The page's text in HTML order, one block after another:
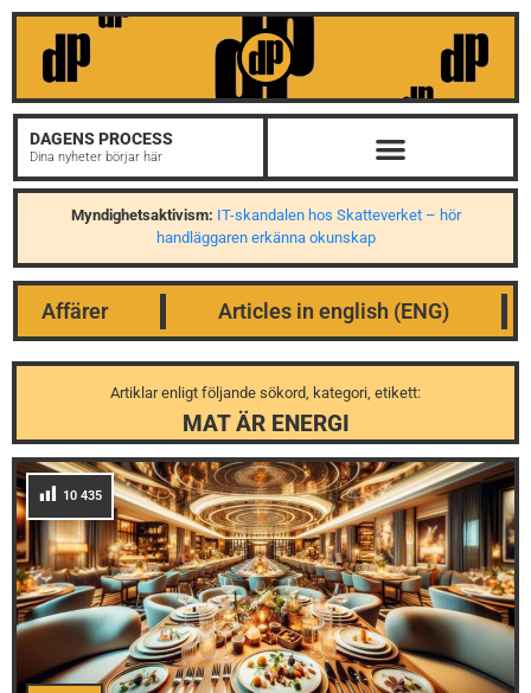
DAGENS PROCESS
Dina nyheter börjar här
Myndighetsaktivism: IT-skandalen hos Skatteverket – hör
handläggaren erkänna okunskap
Affärer Articles in english (ENG)
Artiklar enligt följande sökord, kategori, etikett:
MAT ÄR ENERGI
10 435